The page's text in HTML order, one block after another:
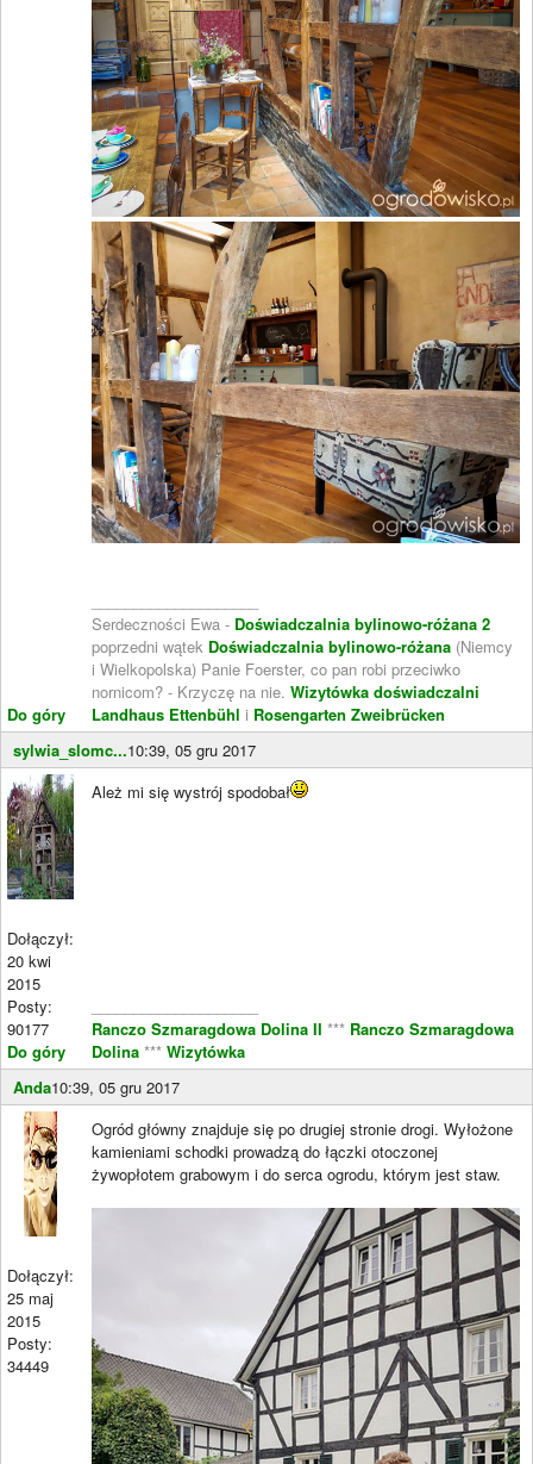
Do góry
Serdeczności Ewa - Doświadczalnia bylinowo-różana 2
poprzedni wątek Doświadczalnia bylinowo-różana (Niemcy
i Wielkopolska) Panie Foerster, co pan robi przeciwko
nornicom? - Krzyczę na nie. Wizytówka doświadczalni
Landhaus Ettenbühl i Rosengarten Zweibrücken
sylwia_slomc...10:39, 05 gru 2017
Dołączył:
20 kwi
2015
Posty:
90177
Do góry
Ależ mi się wystrój spodobał
Ranczo Szmaragdowa Dolina II *** Ranczo Szmaragdowa
Dolina *** Wizytówka
Anda10:39, 05 gru 2017
Dołączył:
25 maj
2015
Posty:
34449
Ogród główny znajduje się po drugiej stronie drogi. Wyłożone
kamieniami schodki prowadzą do łączki otoczonej
żywopłotem grabowym i do serca ogrodu, którym jest staw.